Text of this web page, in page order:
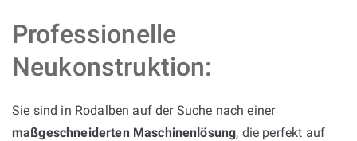
Professionelle
Neukonstruktion:
Sie sind in Rodalben auf der Suche nach einer
maßgeschneiderten Maschinenlösung, die perfekt auf